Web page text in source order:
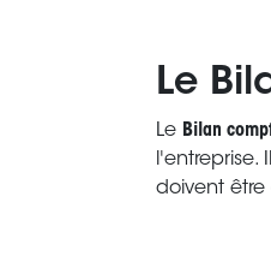
Le
Le Bilan
doivent être